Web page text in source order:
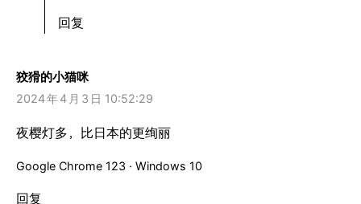
回复
狡猾的小猫咪
2024年4 月 3 日 10:52:29
夜樱灯多，比日本的更绚丽
Google Chrome 123 · Windows 10
回复